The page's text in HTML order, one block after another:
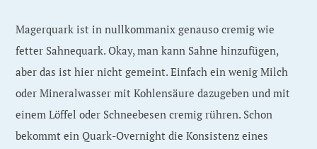
Magerquark ist in nullkommanix genauso cremig wie
fetter Sahnequark. Okay, man kann Sahne hinzufügen,
aber das ist hier nicht gemeint. Einfach ein wenig Milch
oder Mineralwasser mit Kohlensäure dazugeben und mit
einem Löffel oder Schneebesen cremig rühren. Schon
bekommt ein Quark-Overnight die Konsistenz eines